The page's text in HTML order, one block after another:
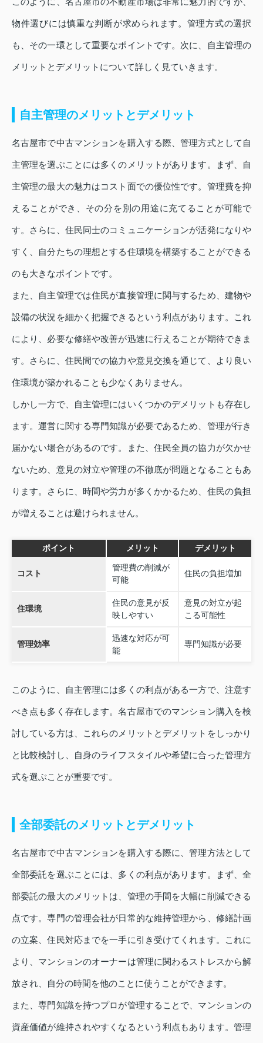
物件選びには慎重な判断が求められます。管理方式の選択
も、その一環として重要なポイントです。次に、自主管理の
メリットとデメリットについて詳しく見ていきます。
自主管理のメリットとデメリット
名古屋市で中古マンションを購入する際、管理方式として自
主管理を選ぶことには多くのメリットがあります。まず、自
主管理の最大の魅力はコスト面での優位性です。管理費を抑
えることができ、その分を別の用途に充てることが可能で
す。さらに、住民同士のコミュニケーションが活発になりや
すく、自分たちの理想とする住環境を構築することができる
のも大きなポイントです。
また、自主管理では住民が直接管理に関与するため、建物や
設備の状況を細かく把握できるという利点があります。これ
により、必要な修繕や改善が迅速に行えることが期待できま
す。さらに、住民間での協力や意見交換を通じて、より良い
住環境が築かれることも少なくありません。
しかし一方で、自主管理にはいくつかのデメリットも存在し
ます。運営に関する専門知識が必要であるため、管理が行き
届かない場合があるのです。また、住民全員の協力が欠かせ
ないため、意見の対立や管理の不徹底が問題となることもあ
ります。さらに、時間や労力が多くかかるため、住民の負担
が増えることは避けられません。
ポイント メリット デメリット
コスト
管理費の削減が
可能
住民の負担増加
住環境
住民の意見が反
映しやすい
意見の対立が起
こる可能性
管理効率
迅速な対応が可
能
専門知識が必要
このように、自主管理には多くの利点がある一方で、注意す
べき点も多く存在します。名古屋市でのマンション購入を検
討している方は、これらのメリットとデメリットをしっかり
と比較検討し、自身のライフスタイルや希望に合った管理方
式を選ぶことが重要です。
全部委託のメリットとデメリット
名古屋市で中古マンションを購入する際に、管理方法として
全部委託を選ぶことには、多くの利点があります。まず、全
部委託の最大のメリットは、管理の手間を大幅に削減できる
点です。専門の管理会社が日常的な維持管理から、修繕計画
の立案、住民対応までを一手に引き受けてくれます。これに
より、マンションのオーナーは管理に関わるストレスから解
放され、自分の時間を他のことに使うことができます。
また、専門知識を持つプロが管理することで、マンションの
資産価値が維持されやすくなるという利点もあります。管理